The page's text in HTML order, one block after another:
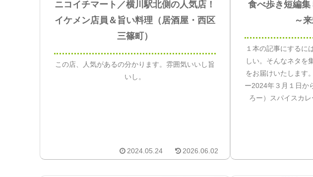
ニコイチマート／横川駅北側の人気店！
イケメン店員＆旨い料理（居酒屋・西区
三篠町）
この店、人気があるの分かります。雰囲気いいし旨
いし。
2024.05.24 2026.06.02
食べ歩き短編
～
１本の記事にするに
しい。そんなネタを
をお届けいたします
ー2024年３月１日か
ろー）スパイスカ